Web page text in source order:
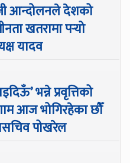
आन्दोलनले देशको
खतरामा पर्‍यो
यादव
भन्ने प्रवृत्तिको
आज भोगिरहेका छौँ
पोखरेल